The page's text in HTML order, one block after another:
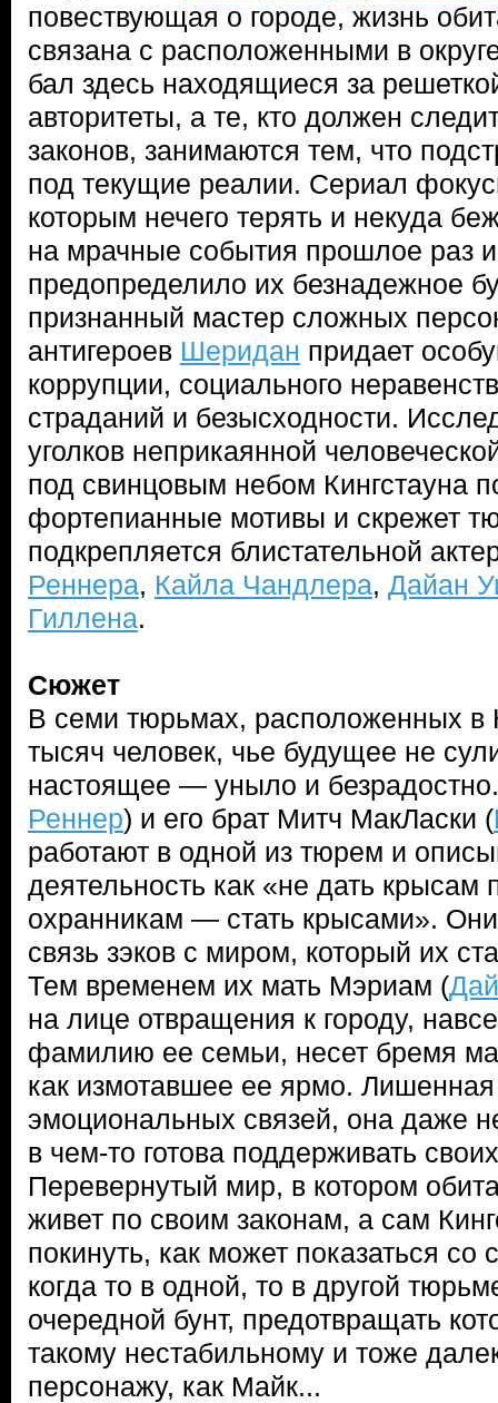
повествующая о городе, жизнь
связана с расположенными в
бал здесь находящиеся за
авторитеты, а те, кто должен
законов, занимаются тем, что
под текущие реалии. Сериал
которым нечего терять и некуда
на мрачные события прошлое раз и
предопределило их безнадежное
признанный мастер сложных
антигероев Шеридан придает
коррупции, социального
страданий и безысходности.
уголков неприкаянной
под свинцовым небом Кингстауна
фортепианные мотивы и скрежет
подкрепляется блистательной
Реннера, Кайла Чандлера, Дайан
Гиллена.
Сюжет
В семи тюрьмах, расположенных в
тысяч человек, чье будущее не
настоящее — уныло и
Реннер) и его брат Митч МакЛаски (
работают в одной из тюрем и
деятельность как «не дать крысам
охранникам — стать крысами».
связь зэков с миром, который их
Тем временем их мать Мэриам (
на лице отвращения к городу,
фамилию ее семьи, несет бремя
как измотавшее ее ярмо.
эмоциональных связей, она даже
в чем-то готова поддерживать
Перевернутый мир, в котором
живет по своим законам, а сам
покинуть, как может показаться
когда то в одной, то в другой
очередной бунт, предотвращать
такому нестабильному и тоже
персонажу, как Майк...